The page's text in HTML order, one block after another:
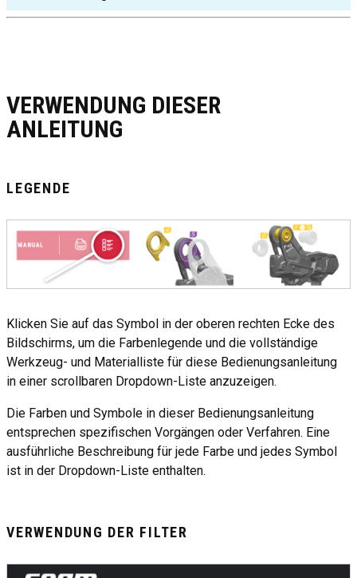
VERWENDUNG DIESER
ANLEITUNG
LEGENDE
Klicken Sie auf das Symbol in der oberen rechten Ecke des
Bildschirms, um die Farbenlegende und die vollständige
Werkzeug- und Materialliste für diese Bedienungsanleitung
in einer scrollbaren Dropdown-Liste anzuzeigen.
Die Farben und Symbole in dieser Bedienungsanleitung
entsprechen spezifischen Vorgängen oder Verfahren. Eine
ausführliche Beschreibung für jede Farbe und jedes Symbol
ist in der Dropdown-Liste enthalten.
VERWENDUNG DER FILTER